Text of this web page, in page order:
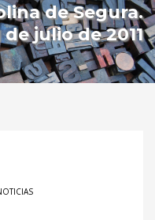
de Segura.
julio de 2011